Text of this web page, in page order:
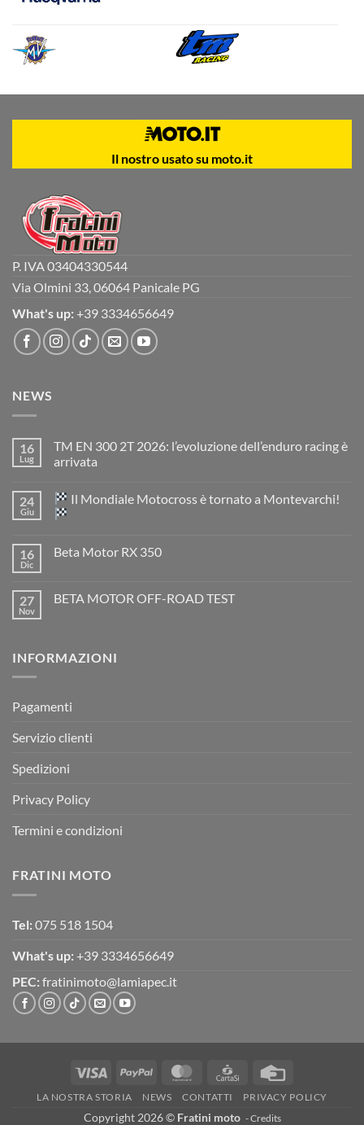
Il nostro usato su moto.it
P. IVA 03404330544
Via Olmini 33, 06064 Panicale PG
What's up: +39 3334656649
NEWS
16
Lug
TM EN 300 2T 2026: l’evoluzione dell’enduro racing è
arrivata
su
TM
EN
2026:
è
arrivata
24
Giu
Il Mondiale Motocross è tornato a Montevarchi!
su
Motocross
è
16
Dic
Beta Motor RX 350
Beta
27
Nov
BETA MOTOR OFF-ROAD TEST
MOTOR
INFORMAZIONI
Pagamenti
Servizio clienti
Spedizioni
Privacy Policy
Termini e condizioni
FRATINI MOTO
Tel: 075 518 1504
What's up: +39 3334656649
PEC: fratinimoto@lamiapec.it
Visa PayPal MasterCardCartaSi
LA NOSTRA STORIA NEWS CONTATTI PRIVACY POLICY
Copyright 2026 © Fratini moto -Credits